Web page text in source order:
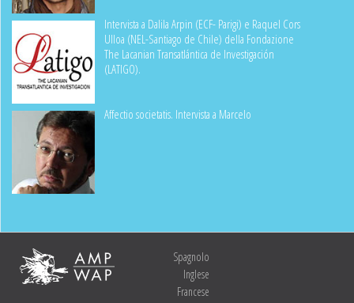
Intervista a Dalila Arpin (ECF- Parigi) e Raquel Cors
Ulloa (NEL-Santiago de Chile) della Fondazione
The Lacanian Transatlántica de Investigación
(LATIGO).
Affectio societatis. Intervista a Marcelo
Spagnolo
Inglese
Francese